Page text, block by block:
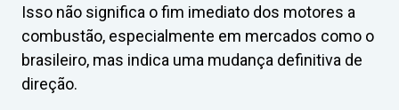
Isso não significa o fim imediato dos motores a
combustão, especialmente em mercados como o
brasileiro, mas indica uma mudança definitiva de
direção.